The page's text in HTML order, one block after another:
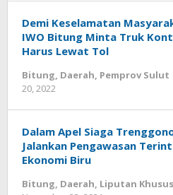
Demi Keselamatan
IWO Bitung Minta Truk
Harus Lewat Tol
Bitung, Daerah, Pemprov Sulut
20, 2022
Dalam Apel Siaga
Jalankan Pengawasan
Ekonomi Biru
Bitung, Daerah, Liputan Khusus